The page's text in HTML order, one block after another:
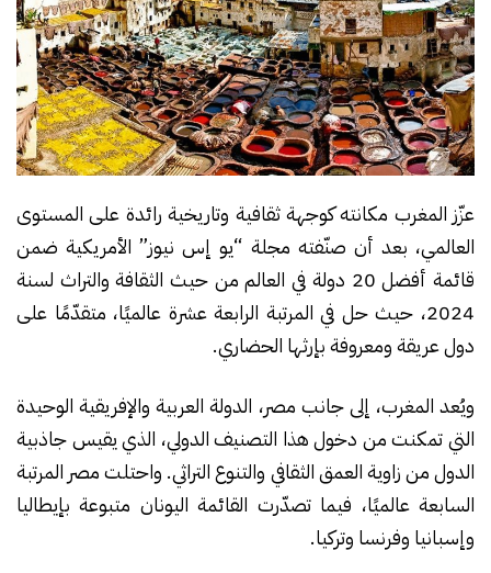
عزّز المغرب مكانته كوجهة ثقافية وتاريخية رائدة على المستوى
العالمي، بعد أن صنّفته مجلة “يو إس نيوز” الأمريكية ضمن
قائمة أفضل 20 دولة في العالم من حيث الثقافة والتراث لسنة
2024، حيث حل في المرتبة الرابعة عشرة عالميًا، متقدّمًا على
دول عريقة ومعروفة بإرثها الحضاري.
ويُعد المغرب، إلى جانب مصر، الدولة العربية والإفريقية الوحيدة
التي تمكنت من دخول هذا التصنيف الدولي، الذي يقيس جاذبية
الدول من زاوية العمق الثقافي والتنوع التراثي. واحتلت مصر المرتبة
السابعة عالميًا، فيما تصدّرت القائمة اليونان متبوعة بإيطاليا
وإسبانيا وفرنسا وتركيا.